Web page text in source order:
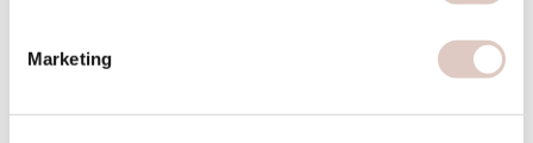
Marketing